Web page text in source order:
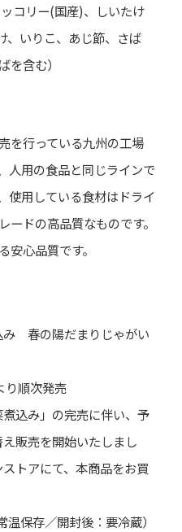
コリー(国産)、しいたけ
、いりこ、あじ節、さば
を含む）
を行っている九州の工場
人用の食品と同じラインで
使用している食材はドライ
ードの高品質なものです。
安心品質です。
み 春の陽だまりじゃがい
り順次発売
込み」の完売に伴い、予
販売を開始いたしまし
トアにて、本商品をお買
保存／開封後：要冷蔵）